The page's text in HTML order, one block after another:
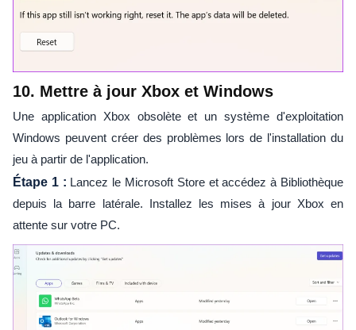
10. Mettre à jour Xbox et Windows
Une application Xbox obsolète et un système d'exploitation
Windows peuvent créer des problèmes lors de l'installation du
jeu à partir de l'application.
Étape 1 : Lancez le Microsoft Store et accédez à Bibliothèque
depuis la barre latérale. Installez les mises à jour Xbox en
attente sur votre PC.